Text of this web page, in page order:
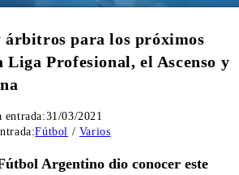
árbitros para los próximos
Liga Profesional, el Ascenso y
entrada:31/03/2021
Fútbol / Varios
Argentino dio conocer este